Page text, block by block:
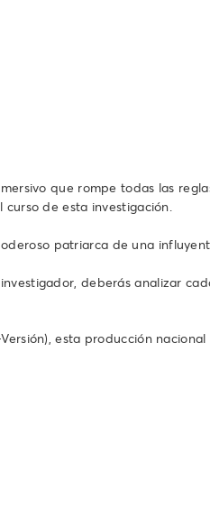
que rompe todas las
de esta investigación.
patriarca de una
deberás analizar
esta producción